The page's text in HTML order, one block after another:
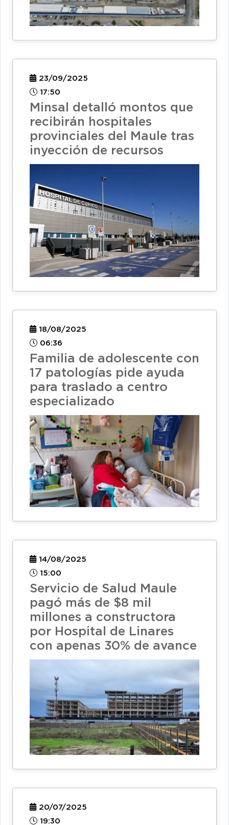
23/09/2025
17:50
Minsal detalló montos que
recibirán hospitales
provinciales del Maule tras
inyección de recursos
18/08/2025
06:36
Familia de adolescente con
17 patologías pide ayuda
para traslado a centro
especializado
14/08/2025
15:00
Servicio de Salud Maule
pagó más de $8 mil
millones a constructora
por Hospital de Linares
con apenas 30% de avance
20/07/2025
19:30